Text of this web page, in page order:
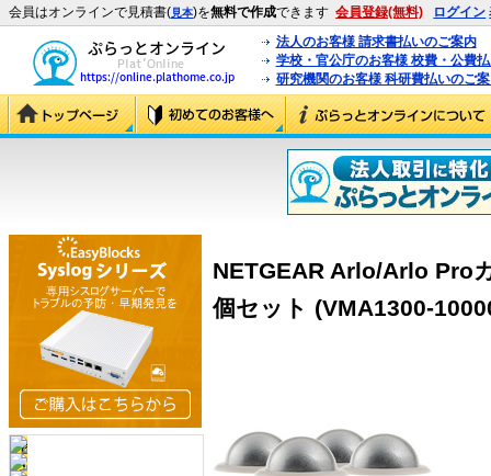
会員はオンラインで見積書(見本)を無料で作成できます 会員登録(無料) ログイン
法人のお客様 請求書払いのご案内
学校・官公庁のお客様 校費・公費
研究機関のお客様 科研費払いのご
NETGEAR Arlo/Arlo Pro
個セット (VMA1300-